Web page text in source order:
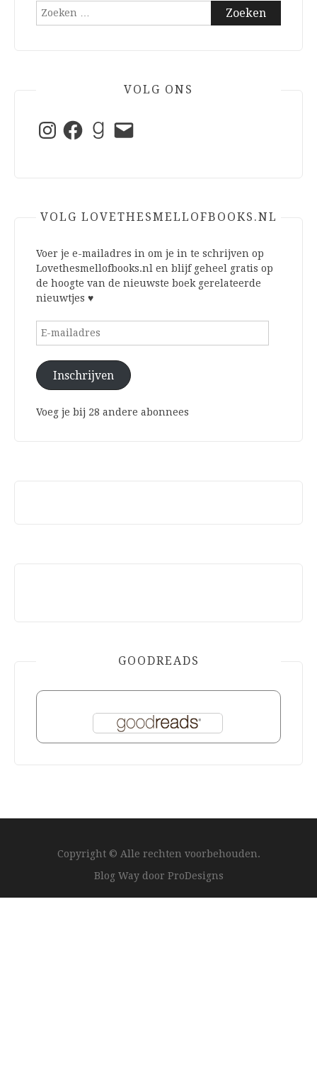
Zoeken
VOLG ONS
InstagramFacebookGoodreads
E-
mail
VOLG LOVETHESMELLOFBOOKS.NL
Voer je e-mailadres in om je in te schrijven op
Lovethesmellofbooks.nl en blijf geheel gratis op
de hoogte van de nieuwste boek gerelateerde
nieuwtjes ♥
E-
Inschrijven
Voeg je bij 28 andere abonnees
GOODREADS
Copyright © Alle rechten voorbehouden.
Blog Way door ProDesigns